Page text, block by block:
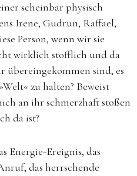
scheinbar physisch
Irene, Gudrun, Raffael,
Person, wenn wir sie
wirklich stofflich und da
übereingekommen sind, es
zu halten? Beweist
an ihr schmerzhaft stoßen
da ist?
Energie-Ereignis, das
das herrschende